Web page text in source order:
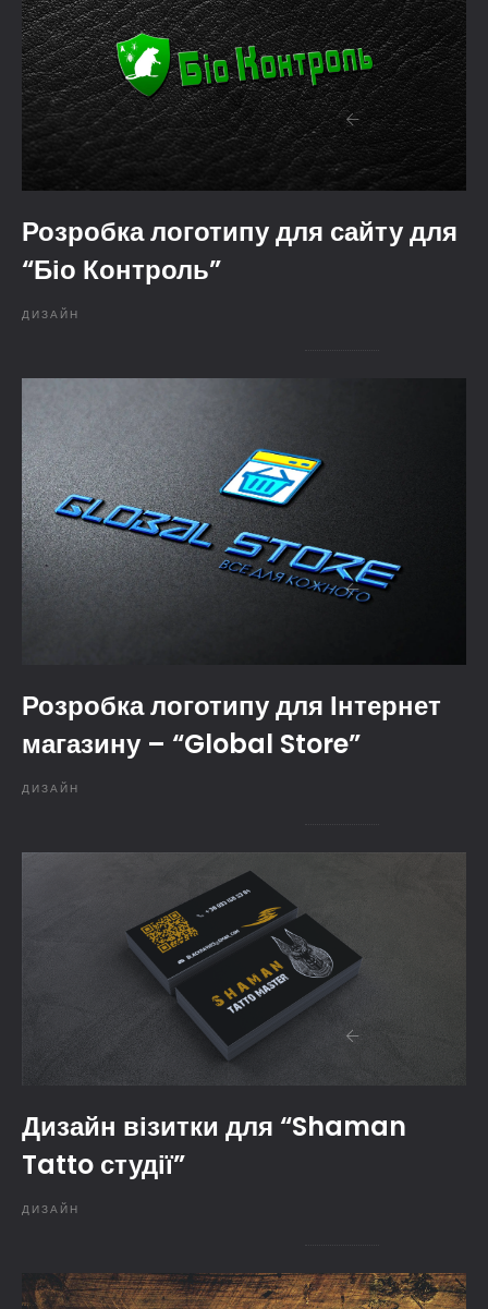
Розробка логотипу для сайту для
“Біо Контроль”
ДИЗАЙН
Розробка логотипу для Інтернет
магазину – “Global Store”
ДИЗАЙН
Дизайн візитки для “Shaman
Tatto студії”
ДИЗАЙН